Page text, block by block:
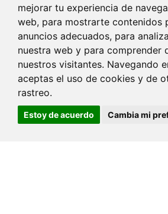
mejorar tu experiencia de
web, para mostrarte contenidos
anuncios adecuados, para
nuestra web y para comprender
nuestros visitantes. Navegando
aceptas el uso de cookies y de
rastreo.
Estoy de acuerdo Cambia mi